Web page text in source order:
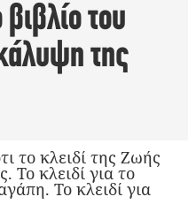
του
της
το κλειδί της Ζωής
Το κλειδί για το
Το κλειδί για